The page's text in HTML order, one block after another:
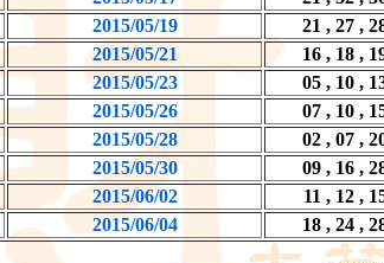
2015/05/19 21 , 27 ,
2015/05/21 16 , 18 ,
2015/05/23 05 , 10 ,
2015/05/26 07 , 10 ,
2015/05/28 02 , 07 ,
2015/05/30 09 , 16 ,
2015/06/02 11 , 12 ,
2015/06/04 18 , 24 ,